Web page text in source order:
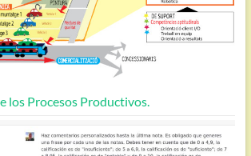
los Procesos Productivos.